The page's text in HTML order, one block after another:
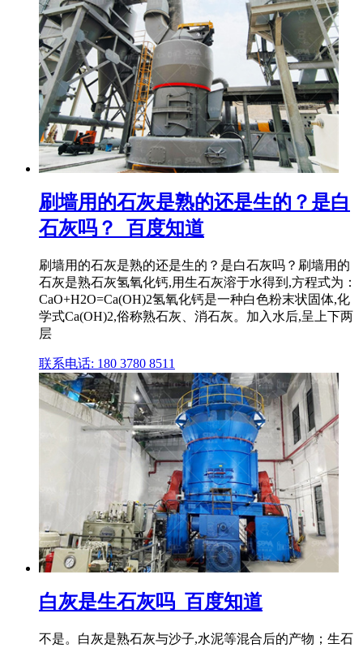
刷墙用的石灰是熟的还是生的？是白
石灰吗？_百度知道
刷墙用的石灰是熟的还是生的？是白石灰吗？刷墙用的
石灰是熟石灰氢氧化钙,用生石灰溶于水得到,方程式为：
CaO+H2O=Ca(OH)2氢氧化钙是一种白色粉末状固体,化
学式Ca(OH)2,俗称熟石灰、消石灰。加入水后,呈上下两
层
联系电话: 180 3780 8511
白灰是生石灰吗_百度知道
不是。白灰是熟石灰与沙子,水泥等混合后的产物；生石